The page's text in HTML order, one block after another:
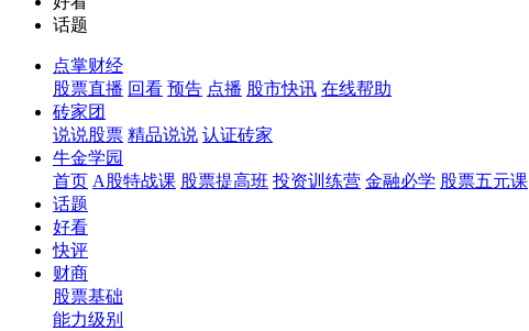
话题
点掌财经
股票直播 回看 预告 点播 股市快讯 在线帮助
砖家团
说说股票 精品说说 认证砖家
牛金学园
首页 A股特战课 股票提高班 投资训练营 金融必学 股票五元课
话题
好看
快评
财商
股票基础
能力级别